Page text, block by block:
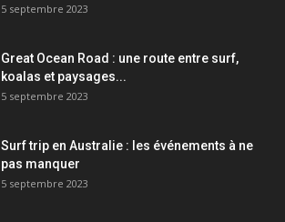
5 septembre 2023
Great Ocean Road : une route entre surf,
koalas et paysages...
5 septembre 2023
Surf trip en Australie : les événements à ne
pas manquer
5 septembre 2023